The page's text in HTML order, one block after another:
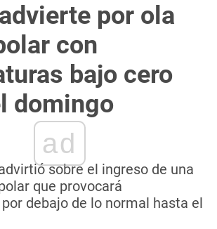
por ola
con
bajo cero
domingo
ad
sobre el ingreso de una
que provocará
debajo de lo normal hasta el